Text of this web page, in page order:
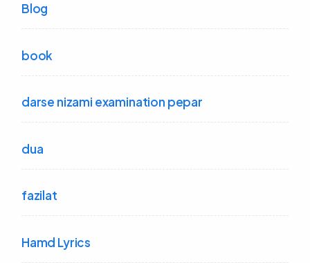
Blog
book
darse nizami examination pepar
dua
fazilat
Hamd Lyrics